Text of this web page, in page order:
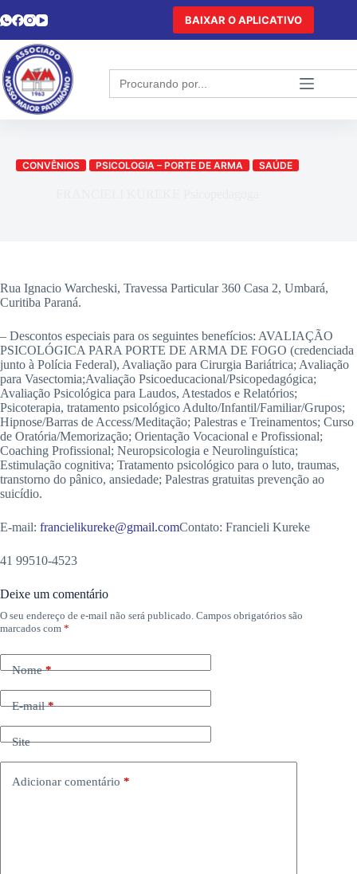
BAIXAR O APLICATIVO
Search
for:
CONVÊNIOS PSICOLOGIA – PORTE DE ARMA SAÚDE
Rua Ignacio Warcheski, Travessa Particular 360 Casa 2, Umbará,
Curitiba Paraná.
– Descontos especiais para os seguintes benefícios: AVALIAÇÃO
PSICOLÓGICA PARA PORTE DE ARMA DE FOGO (credenciada
junto à Polícia Federal), Avaliação para Cirurgia Bariátrica; Avaliação
para Vasectomia;Avaliação Psicoeducacional/Psicopedagógica;
Avaliação Psicológica para Laudos, Atestados e Relatórios;
Psicoterapia, tratamento psicológico Adulto/Infantil/Familiar/Grupos;
Hipnose/Barras de Access/Meditação; Palestras e Treinamentos; Curso
de Oratória/Memorização; Orientação Vocacional e Profissional;
Coaching Profissional; Neuropsicologia e Neurolinguística;
Estimulação cognitiva; Tratamento psicológico para o luto, traumas,
transtorno do pânico, ansiedade; Palestras gratuitas prevenção ao
suicídio.
E-mail: francielikureke@gmail.comContato: Francieli Kureke
41 99510-4523
Deixe um comentário
O seu endereço de e-mail não será publicado. Campos obrigatórios são
marcados com *
Nome*
E-mail*
Site
Adicionar comentário *